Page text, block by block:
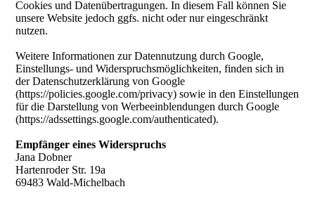
Cookies und Datenübertragungen. In diesem Fall können Sie
unsere Website jedoch ggfs. nicht oder nur eingeschränkt
nutzen.
Weitere Informationen zur Datennutzung durch Google,
Einstellungs- und Widerspruchsmöglichkeiten, finden sich in
der Datenschutzerklärung von Google
(https://policies.google.com/privacy) sowie in den Einstellungen
für die Darstellung von Werbeeinblendungen durch Google
(https://adssettings.google.com/authenticated).
Empfänger eines Widerspruchs
Jana Dobner
Hartenroder Str. 19a
69483 Wald-Michelbach